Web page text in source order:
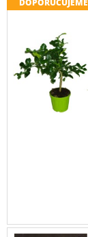
DOPORUČUJEME